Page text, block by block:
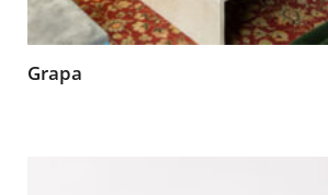
Grapa